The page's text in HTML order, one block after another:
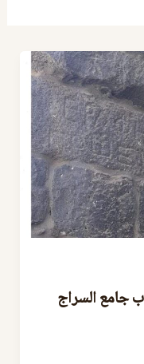
جامع السراج